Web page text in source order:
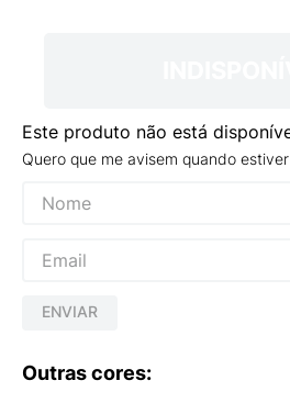
Este produto não está
Quero que me avisem quando
ENVIAR
Outras cores: